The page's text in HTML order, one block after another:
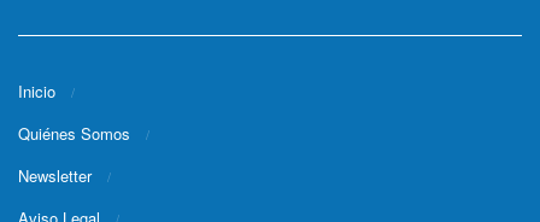
Inicio
Quiénes Somos
Newsletter
Aviso Legal